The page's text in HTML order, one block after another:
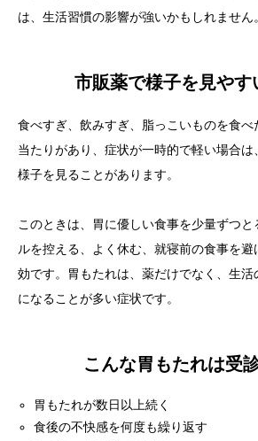
は、生活習慣の影響が強いかもしれません。
市販薬で様子を見やす
食べすぎ、飲みすぎ、脂っこいものを食
当たりがあり、症状が一時的で軽い場合
様子を見ることがあります。
このときは、胃に優しい食事を少量ずつ
ルを控える、よく休む、就寝前の食事を
効です。胃もたれは、薬だけでなく、生
になることが多い症状です。
こんな胃もたれは受
胃もたれが数日以上続く
食後の不快感を何度も繰り返す